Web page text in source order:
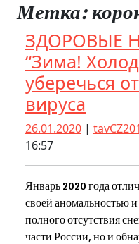
Метка:
ЗДОРОВЫЕ
“Зима!
уберечься
вируса
Как
от
26.01.202026.01.2020
|
16:57
Январь 2020 года
своей аномальностью
полного отсутствия
части России, но и